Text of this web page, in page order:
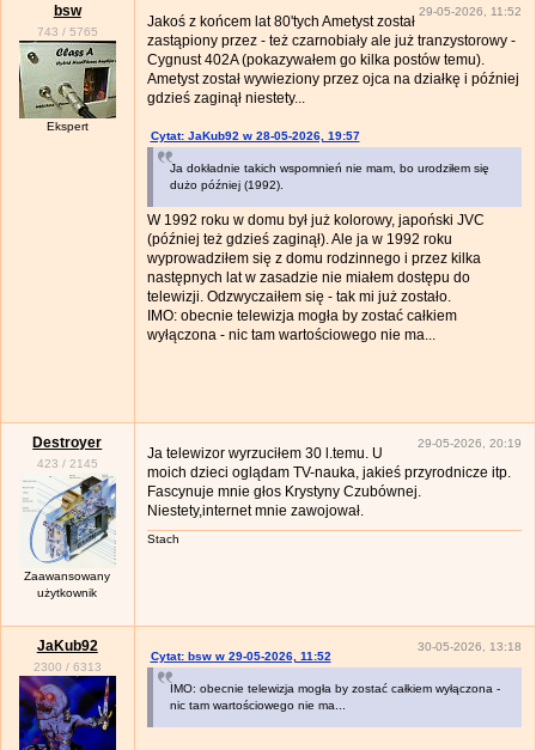
bsw
743 / 5765
Ekspert
29-05-2026, 11:52
Jakoś z końcem lat 80'tych Ametyst został
zastąpiony przez - też czarnobiały ale już tranzystorowy -
Cygnust 402A (pokazywałem go kilka postów temu).
Ametyst został wywieziony przez ojca na działkę i później
gdzieś zaginął niestety...
Cytat: JaKub92 w 28-05-2026, 19:57
Ja dokładnie takich wspomnień nie mam, bo urodziłem się
dużo później (1992).
W 1992 roku w domu był już kolorowy, japoński JVC
(później też gdzieś zaginął). Ale ja w 1992 roku
wyprowadziłem się z domu rodzinnego i przez kilka
następnych lat w zasadzie nie miałem dostępu do
telewizji. Odzwyczaiłem się - tak mi już zostało.
IMO: obecnie telewizja mogła by zostać całkiem
wyłączona - nic tam wartościowego nie ma...
Destroyer
423 / 2145
Zaawansowany
użytkownik
29-05-2026, 20:19
Ja telewizor wyrzuciłem 30 l.temu. U
moich dzieci oglądam TV-nauka, jakieś przyrodnicze itp.
Fascynuje mnie głos Krystyny Czubównej.
Niestety,internet mnie zawojował.
Stach
JaKub92
2300 / 6313
30-05-2026, 13:18
Cytat: bsw w 29-05-2026, 11:52
IMO: obecnie telewizja mogła by zostać całkiem wyłączona -
nic tam wartościowego nie ma...